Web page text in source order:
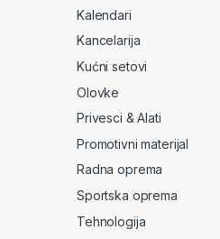
Kalendari
Kancelarija
Kućni setovi
Olovke
Privesci & Alati
Promotivni materijal
Radna oprema
Sportska oprema
Tehnologija